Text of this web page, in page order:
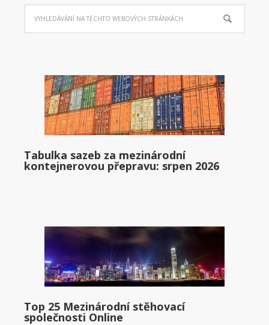
Tabulka sazeb za mezinárodní
kontejnerovou přepravu: srpen 2026
Top 25 Mezinárodní stěhovací
společnosti Online